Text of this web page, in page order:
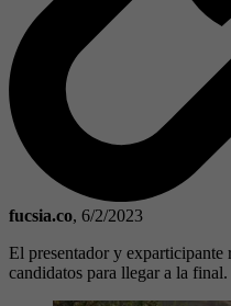
fucsia.co, 6/2/2023
El presentador y exparticipante
candidatos para llegar a la final.